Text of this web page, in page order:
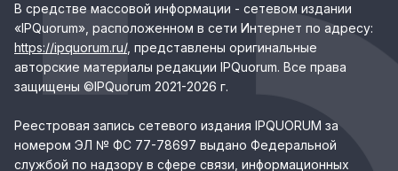
В средстве массовой информации - сетевом издании
«IPQuorum», расположенном в сети Интернет по адресу:
https://ipquorum.ru/, представлены оригинальные
авторские материалы редакции IPQuorum. Все права
защищены ©IPQuorum 2021-2026 г.
Реестровая запись сетевого издания IPQUORUM за
номером ЭЛ № ФС 77-78697 выдано Федеральной
службой по надзору в сфере связи, информационных